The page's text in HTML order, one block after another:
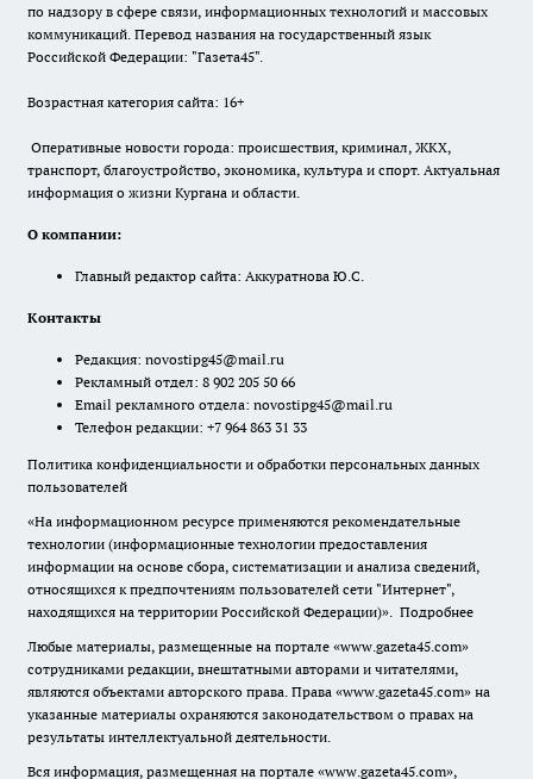
по надзору в сфере связи, информационных технологий и массовых
коммуникаций. Перевод названия на государственный язык
Российской Федерации: "Газета45".
Возрастная категория сайта: 16+
Оперативные новости города: происшествия, криминал, ЖКХ,
транспорт, благоустройство, экономика, культура и спорт. Актуальная
информация о жизни Кургана и области.
О компании:
Главный редактор сайта: Аккуратнова Ю.С.
Контакты
Редакция: novostipg45@mail.ru
Рекламный отдел: 8 902 205 50 66
Email рекламного отдела: novostipg45@mail.ru
Телефон редакции: +7 964 863 31 33
Политика конфиденциальности и обработки персональных данных
пользователей
«На информационном ресурсе применяются рекомендательные
технологии (информационные технологии предоставления
информации на основе сбора, систематизации и анализа сведений,
относящихся к предпочтениям пользователей сети "Интернет",
находящихся на территории Российской Федерации)». Подробнее
Любые материалы, размещенные на портале «www.gazeta45.com»
сотрудниками редакции, внештатными авторами и читателями,
являются объектами авторского права. Права «www.gazeta45.com» на
указанные материалы охраняются законодательством о правах на
результаты интеллектуальной деятельности.
Вся информация, размещенная на портале «www.gazeta45.com»,